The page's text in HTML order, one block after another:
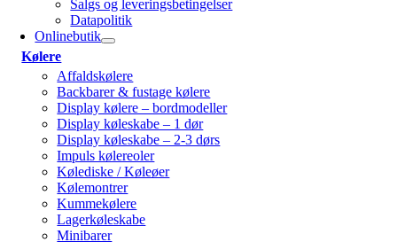
Salgs og leveringsbetingelser
Datapolitik
Onlinebutik
Kølere
Affaldskølere
Backbarer & fustage kølere
Display kølere – bordmodeller
Display køleskabe – 1 dør
Display køleskabe – 2-3 dørs
Impuls kølereoler
Kølediske / Køleøer
Kølemontrer
Kummekølere
Lagerkøleskabe
Minibarer